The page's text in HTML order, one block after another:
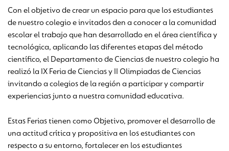
Con el objetivo de crear un espacio para que los estudiantes
de nuestro colegio e invitados den a conocer a la comunidad
escolar el trabajo que han desarrollado en el área científica y
tecnológica, aplicando las diferentes etapas del método
científico, el Departamento de Ciencias de nuestro colegio ha
realizó la IX Feria de Ciencias y II Olimpiadas de Ciencias
invitando a colegios de la región a participar y compartir
experiencias junto a nuestra comunidad educativa.
Estas Ferias tienen como Objetivo, promover el desarrollo de
una actitud crítica y propositiva en los estudiantes con
respecto a su entorno, fortalecer en los estudiantes